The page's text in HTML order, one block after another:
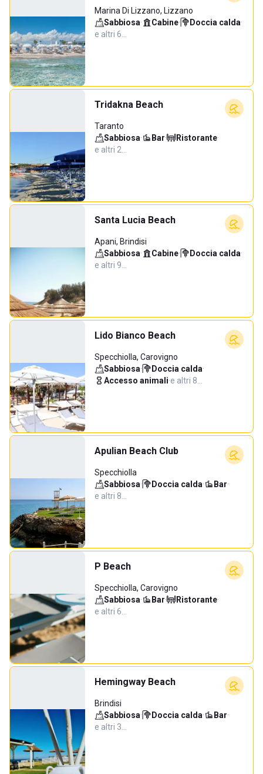
Marina Di Lizzano, Lizzano
Sabbiosa· Cabine· Doccia calda·
e altri 6…
Tridakna Beach
Taranto
Sabbiosa· Bar· Ristorante·
e altri 2…
Santa Lucia Beach
Apani, Brindisi
Sabbiosa· Cabine· Doccia calda·
e altri 9…
Lido Bianco Beach
Specchiolla, Carovigno
Sabbiosa· Doccia calda·
Accesso animali·e altri 8…
Apulian Beach Club
Specchiolla
Sabbiosa· Doccia calda· Bar·
e altri 8…
P Beach
Specchiolla, Carovigno
Sabbiosa· Bar· Ristorante·
e altri 6…
Hemingway Beach
Brindisi
Sabbiosa· Doccia calda· Bar·
e altri 3…